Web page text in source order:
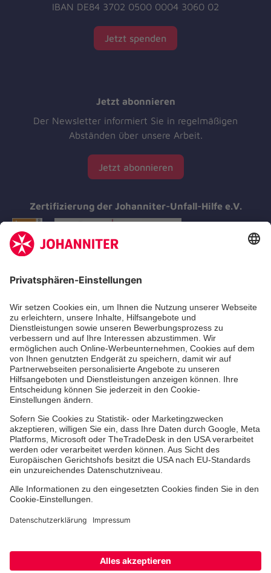
IBAN DE84 3702 0500 0004 3060 02
Jetzt spenden
Jetzt abonnieren
Der Newsletter informiert Sie in regelmäßigen
Abständen über unsere Arbeit.
Jetzt abonnieren
Zertifizierung der Johanniter-Unfall-Hilfe e.V.
Aus- & Fortbildungen
Erste-Hilfe-Kurse
Jobs & Ehrenamt
Freiwilligendienst
Spendenprojekte
Johanniter-Jugend
Einrichtungen
Cookie-Einstellungen Datenschutz Barrierefreiheit